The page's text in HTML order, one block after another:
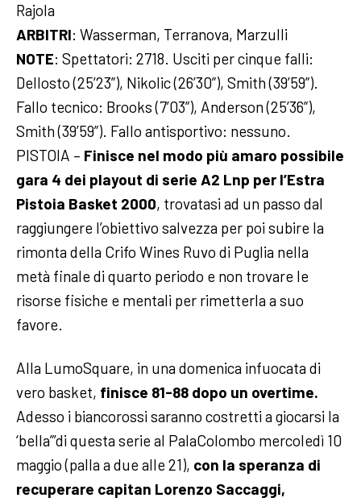
Rajola
ARBITRI: Wasserman, Terranova, Marzulli
NOTE: Spettatori: 2718. Usciti per cinque falli:
Dellosto (25’23”), Nikolic (26’30”), Smith (39’59”).
Fallo tecnico: Brooks (7’03”), Anderson (25’36”),
Smith (39’59”). Fallo antisportivo: nessuno.
PISTOIA – Finisce nel modo più amaro possibile
gara 4 dei playout di serie A2 Lnp per l’Estra
Pistoia Basket 2000, trovatasi ad un passo dal
raggiungere l’obiettivo salvezza per poi subire la
rimonta della Crifo Wines Ruvo di Puglia nella
metà finale di quarto periodo e non trovare le
risorse fisiche e mentali per rimetterla a suo
favore.
Alla LumoSquare, in una domenica infuocata di
vero basket, finisce 81-88 dopo un overtime.
Adesso i biancorossi saranno costretti a giocarsi la
‘bella”’di questa serie al PalaColombo mercoledì 10
maggio (palla a due alle 21), con la speranza di
recuperare capitan Lorenzo Saccaggi,